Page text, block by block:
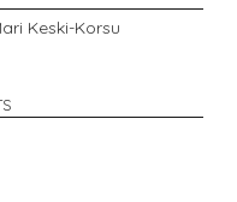
Keski-Korsu